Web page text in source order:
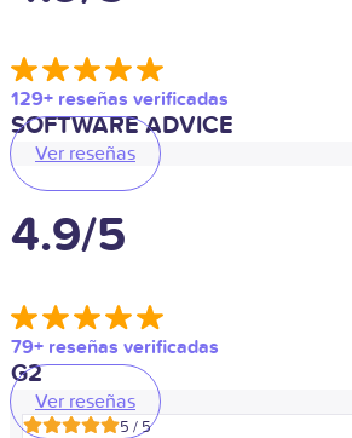
129+ reseñas verificadas
SOFTWARE ADVICE
Ver reseñas
4.9/5
79+ reseñas verificadas
G2
Ver reseñas
5 / 5